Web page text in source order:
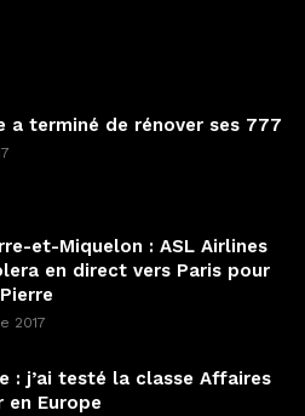
a terminé de rénover ses 777
et-Miquelon : ASL Airlines
en direct vers Paris pour
2017
: j’ai testé la classe Affaires
en Europe